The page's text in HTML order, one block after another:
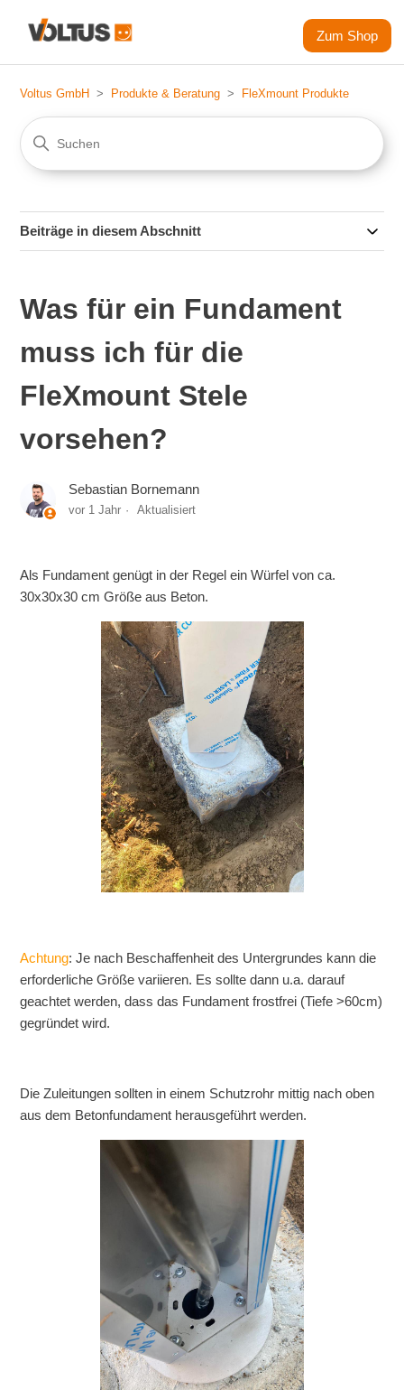
Zum Shop
Voltus GmbH Produkte & Beratung FleXmount Produkte
Beiträge in diesem Abschnitt
Was für ein Fundament
muss ich für die
FleXmount Stele
vorsehen?
Sebastian Bornemann
vor 1 Jahr Aktualisiert
Als Fundament genügt in der Regel ein Würfel von ca.
30x30x30 cm Größe aus Beton.
Achtung: Je nach Beschaffenheit des Untergrundes kann die
erforderliche Größe variieren. Es sollte dann u.a. darauf
geachtet werden, dass das Fundament frostfrei (Tiefe >60cm)
gegründet wird.
Die Zuleitungen sollten in einem Schutzrohr mittig nach oben
aus dem Betonfundament herausgeführt werden.